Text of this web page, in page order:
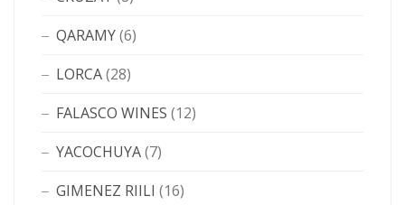
QARAMY(6)
LORCA(28)
FALASCO WINES (12)
YACOCHUYA(7)
GIMENEZ RIILI (16)